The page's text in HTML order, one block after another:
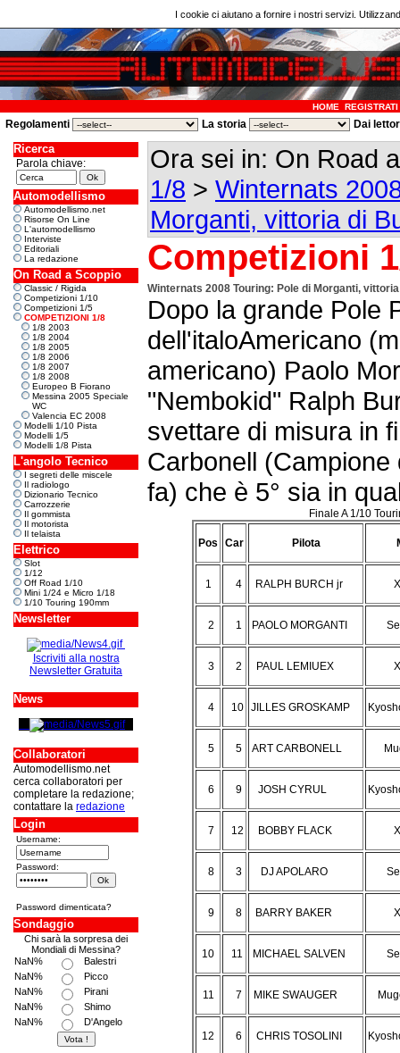
I cookie ci aiutano a fornire i nostri servizi.
HOME REGISTRATI
Regolamenti La storia Dai
Ricerca
Parola chiave:
Automodellismo
Automodellismo.net
Risorse On Line
L'automodellismo
Interviste
Editoriali
La redazione
On Road a Scoppio
Classic / Rigida
Competizioni 1/10
Competizioni 1/5
COMPETIZIONI 1/8
1/8 2003
1/8 2004
1/8 2005
1/8 2006
1/8 2007
1/8 2008
Europeo B Fiorano
Messina 2005 Speciale
WC
Valencia EC 2008
Modelli 1/10 Pista
Modelli 1/5
Modelli 1/8 Pista
L'angolo Tecnico
I segreti delle miscele
Il radiologo
Dizionario Tecnico
Carrozzerie
Il gommista
Il motorista
Il telaista
Elettrico
Slot
1/12
Off Road 1/10
Mini 1/24 e Micro 1/18
1/10 Touring 190mm
Newsletter
Iscriviti alla nostra
Newsletter Gratuita
News
Collaboratori
Automodellismo.net
cerca collaboratori per
completare la redazione;
contattare la redazione
Login
Username:
Password:
Password dimenticata?
Sondaggio
Chi sarà la sorpresa dei
Mondiali di Messina?
NaN%
Balestri
NaN%
Picco
NaN%
Pirani
NaN%
Shimo
NaN%
D'Angelo
Ora sei in: On Road
1/8 > Winternats
Morganti, vittoria di
Competizioni
Winternats 2008 Touring: Pole di Morganti,
Dopo la grande Pole
dell'italoAmericano
americano) Paolo
"Nembokid" Ralph
svettare di misura in
Carbonell
fa) che è 5° sia in
Finale A 1/10
Pos Car Pilota
1 4 RALPH BURCH jr
2 1 PAOLO MORGANTI
3 2 PAUL LEMIUEX
4 10 JILLES GROSKAMP
5 5 ART CARBONELL
6 9 JOSH CYRUL
7 12 BOBBY FLACK
8 3 DJ APOLARO
9 8 BARRY BAKER
10 11 MICHAEL SALVEN
11 7 MIKE SWAUGER
12 6 CHRIS TOSOLINI